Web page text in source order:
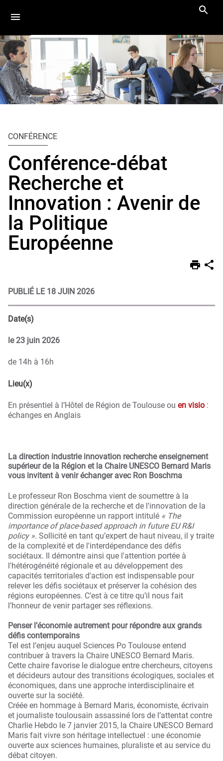
êtes
Actualités
CONFÉRENCE
Conférence-débat
Recherche et
Innovation : Avenir de
la Politique
Européenne
PUBLIÉ LE 18 JUIN 2026
Date(s)
le23 juin 2026
de 14h à 16h
Lieu(x)
En présentiel à l’Hôtel de Région de Toulouse ou en visio :
échanges en Anglais
La direction industrie innovation recherche enseignement
supérieur de la Région et la Chaire UNESCO Bernard Maris
vous invitent à venir échanger avec Ron Boschma
Le professeur Ron Boschma vient de soumettre à la
direction générale de la recherche et de l'innovation de la
Commission européenne un rapport intitulé « The
importance of place-based approach in future EU R&I
policy ». Sollicité en tant qu’expert de haut niveau, il y traite
de la complexité et de l'interdépendance des défis
sociétaux. Il démontre ainsi que l'attention portée à
l'hétérogénéité régionale et au développement des
capacités territoriales d'action est indispensable pour
relever les défis sociétaux et préserver la cohésion des
régions européennes. C’est à ce titre qu’il nous fait
l’honneur de venir partager ses réflexions.
Penser l’économie autrement pour répondre aux grands
défis contemporains
Tel est l’enjeu auquel Sciences Po Toulouse entend
contribuer à travers la Chaire UNESCO Bernard Maris.
Cette chaire favorise le dialogue entre chercheurs, citoyens
et décideurs autour des transitions écologiques, sociales et
économiques, dans une approche interdisciplinaire et
ouverte sur la société.
Créée en hommage à Bernard Maris, économiste, écrivain
et journaliste toulousain assassiné lors de l’attentat contre
Charlie Hebdo le 7 janvier 2015, la Chaire UNESCO Bernard
Maris fait vivre son héritage intellectuel : une économie
ouverte aux sciences humaines, pluraliste et au service du
débat citoyen.